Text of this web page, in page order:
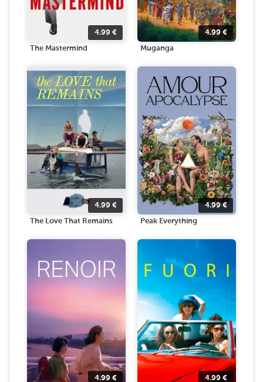
4.99 €
The Mastermind
4.99 €
Muganga
4.99 €
The Love That Remains
4.99€
Peak Everything
4.99 € 4.99 €